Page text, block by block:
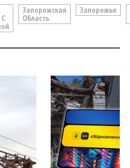
Запорожская
Область
Запорожье